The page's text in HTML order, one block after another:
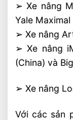
➢ Xe nâng
Yale
➢ Xe nâng
➢ Xe nâng
(China) và
➢ Xe nâng
Với các sản